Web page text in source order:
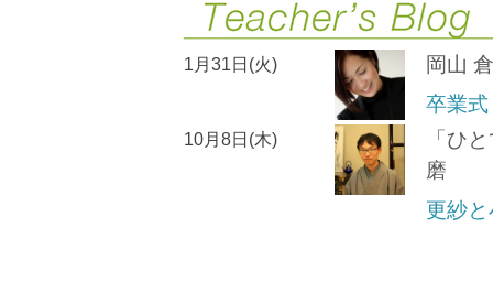
1月31日(火)
岡山
卒業
10月8日(木)
「ひ
磨
更紗